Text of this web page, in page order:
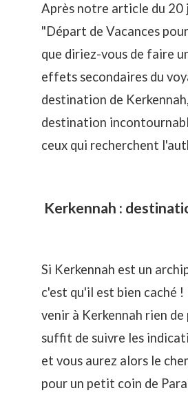
Après notre article du
"Départ de Vacances
que diriez-vous de faire
effets secondaires du
destination de
destination
ceux qui recherchent
Kerkennah :
Si Kerkennah est un
c'est qu'il est bien caché
venir à Kerkennah rien
suffit de suivre les
et vous aurez alors le
pour un petit coin de